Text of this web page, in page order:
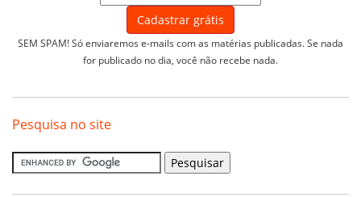
SEM SPAM! Só enviaremos e-mails com as matérias publicadas. Se nada
for publicado no dia, você não recebe nada.
Pesquisa no site